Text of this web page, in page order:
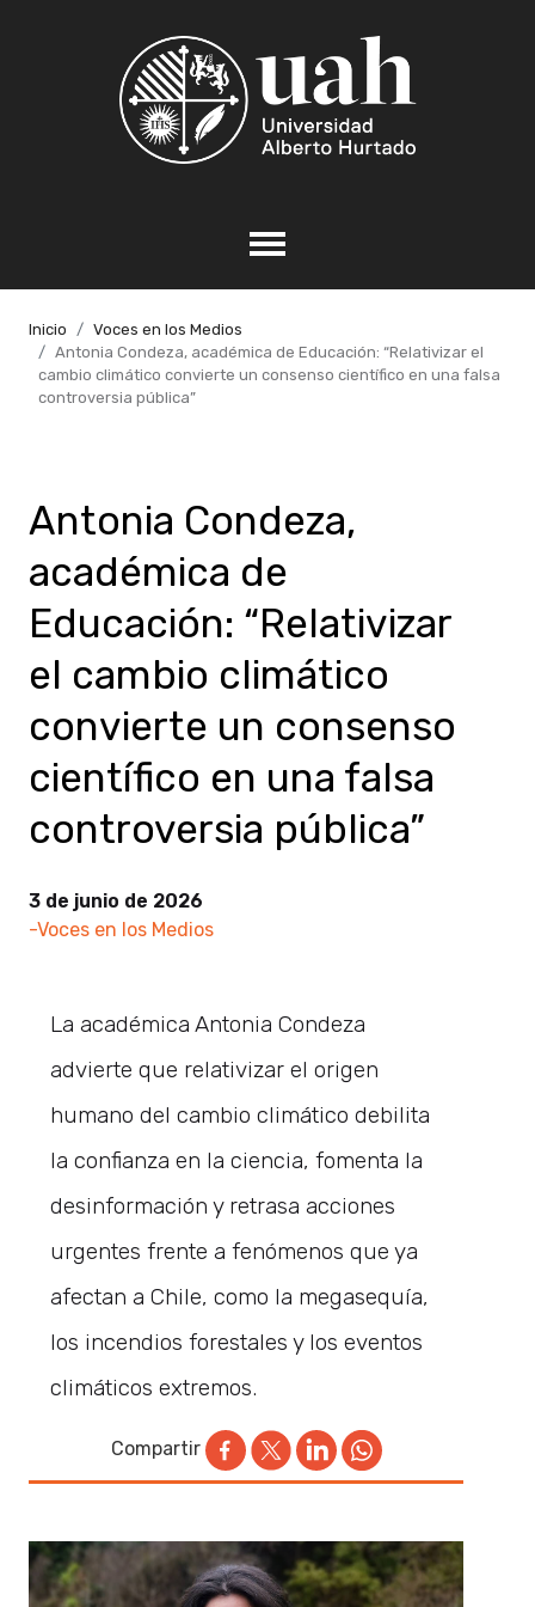
Inicio
Voces en los Medios
Antonia Condeza, académica de Educación: “Relativizar el
cambio climático convierte un consenso científico en una falsa
controversia pública”
Antonia Condeza,
académica de
Educación: “Relativizar
el cambio climático
convierte un consenso
científico en una falsa
controversia pública”
3 de junio de 2026
-Voces en los Medios
La académica Antonia Condeza
advierte que relativizar el origen
humano del cambio climático debilita
la confianza en la ciencia, fomenta la
desinformación y retrasa acciones
urgentes frente a fenómenos que ya
afectan a Chile, como la megasequía,
los incendios forestales y los eventos
climáticos extremos.
Compartir